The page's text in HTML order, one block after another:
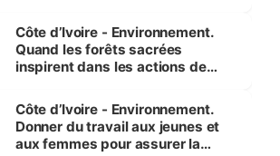
Côte d’Ivoire - Environnement.
Quand les forêts sacrées
inspirent dans les actions de
Côte d’Ivoire - Environnement.
Donner du travail aux jeunes et
aux femmes pour assurer la